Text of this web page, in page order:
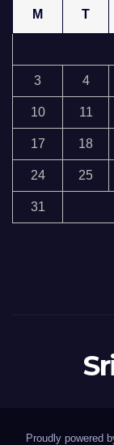
M T
3 4
10 11
17 18
24 25
31
Proudly powered